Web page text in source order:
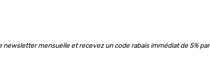
mensuelle et recevez un code rabais immédiat de 5% par